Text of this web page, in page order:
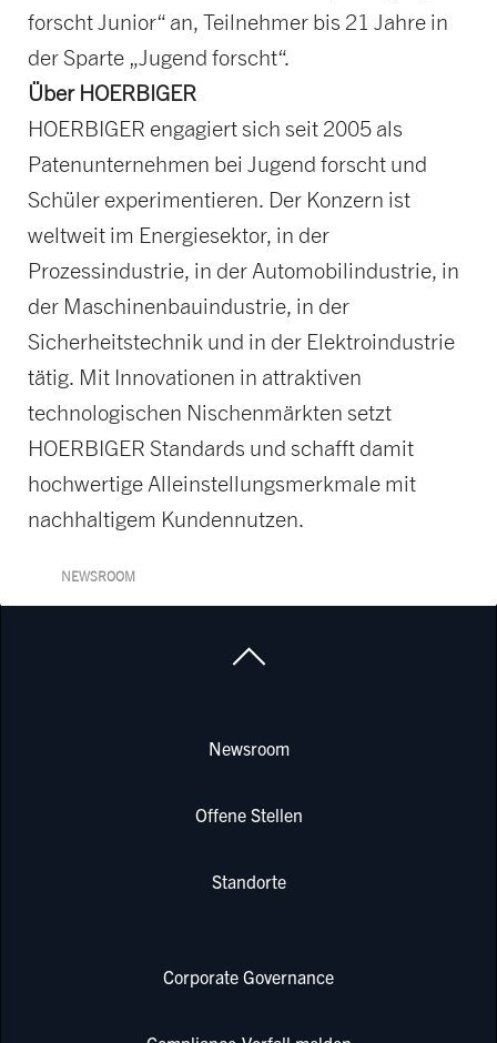
forscht Junior“ an, Teilnehmer bis 21 Jahre in
der Sparte „Jugend forscht“.
Über HOERBIGER
HOERBIGER engagiert sich seit 2005 als
Patenunternehmen bei Jugend forscht und
Schüler experimentieren. Der Konzern ist
weltweit im Energiesektor, in der
Prozessindustrie, in der Automobilindustrie, in
der Maschinenbauindustrie, in der
Sicherheitstechnik und in der Elektroindustrie
tätig. Mit Innovationen in attraktiven
technologischen Nischenmärkten setzt
HOERBIGER Standards und schafft damit
hochwertige Alleinstellungsmerkmale mit
nachhaltigem Kundennutzen.
NEWSROOM
Newsroom
Offene Stellen
Standorte
Corporate Governance